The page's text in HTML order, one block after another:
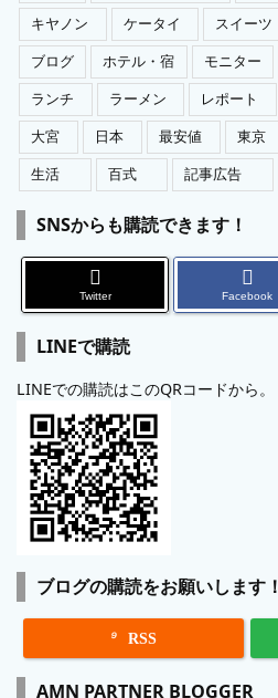
キヤノン
ケータイ スイーツ
ブログ
ホテル・宿 モニター
ランチ
ラーメン レポート
大宮
日本 最安値 東京
生活
百式 記事広告
SNSからも購読できます！
Twitter Facebook
LINEで購読
LINEでの購読はこのQRコードから。
ブログの購読をお願いします！
 RSS
AMN PARTNER BLOGGER